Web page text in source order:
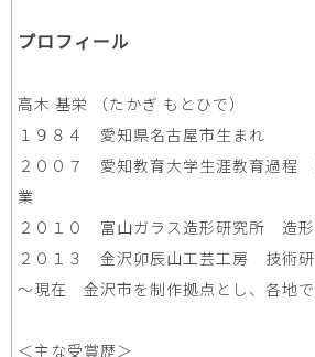
プロフィール
高木 基栄 （たかぎ もとひで）
１９８４ 愛知県名古屋市生まれ
２００７ 愛知教育大学生涯教育過
業
２０１０ 富山ガラス造形研究所 造
２０１３ 金沢卯辰山工芸工房 技術
〜現在 金沢市を制作拠点とし、各地
＜主な受賞歴＞